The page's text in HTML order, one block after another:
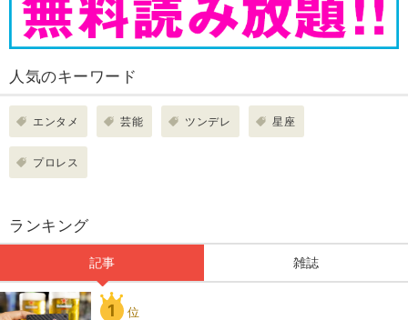
人気のキーワード
エンタメ 芸能 ツンデレ 星座
プロレス
ランキング
記事 雑誌
1 位